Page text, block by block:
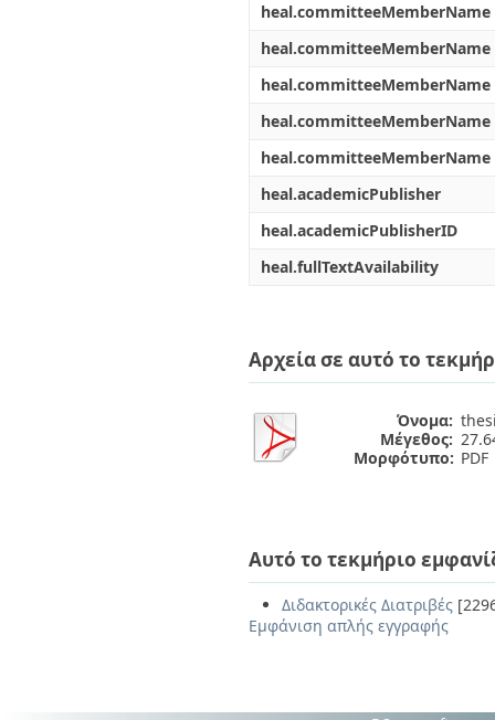
heal.committeeMemberName
heal.committeeMemberName
heal.committeeMemberName
heal.committeeMemberName
heal.committeeMemberName
heal.academicPublisher
heal.academicPublisherID
heal.fullTextAvailability
Αρχεία σε αυτό το
Όνομα:
Μέγεθος:
Μορφότυπο: PDF
Αυτό το τεκμήριο
Διδακτορικές Διατριβές
Εμφάνιση απλής εγγραφής